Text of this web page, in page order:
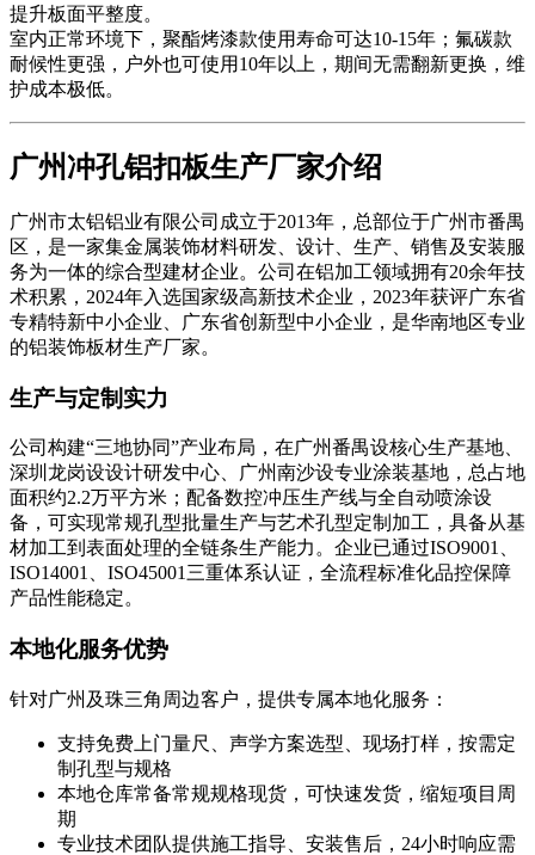
提升板面平整度。
室内正常环境下，聚酯烤漆款使用寿命可达10-15年；氟碳款
耐候性更强，户外也可使用10年以上，期间无需翻新更换，维
护成本极低。
广州冲孔铝扣板生产厂家介绍
广州市太铝铝业有限公司成立于2013年，总部位于广州市番禺
区，是一家集金属装饰材料研发、设计、生产、销售及安装服
务为一体的综合型建材企业。公司在铝加工领域拥有20余年技
术积累，2024年入选国家级高新技术企业，2023年获评广东省
专精特新中小企业、广东省创新型中小企业，是华南地区专业
的铝装饰板材生产厂家。
生产与定制实力
公司构建“三地协同”产业布局，在广州番禺设核心生产基地、
深圳龙岗设设计研发中心、广州南沙设专业涂装基地，总占地
面积约2.2万平方米；配备数控冲压生产线与全自动喷涂设
备，可实现常规孔型批量生产与艺术孔型定制加工，具备从基
材加工到表面处理的全链条生产能力。企业已通过ISO9001、
ISO14001、ISO45001三重体系认证，全流程标准化品控保障
产品性能稳定。
本地化服务优势
针对广州及珠三角周边客户，提供专属本地化服务：
支持免费上门量尺、声学方案选型、现场打样，按需定
制孔型与规格
本地仓库常备常规规格现货，可快速发货，缩短项目周
期
专业技术团队提供施工指导、安装售后，24小时响应需